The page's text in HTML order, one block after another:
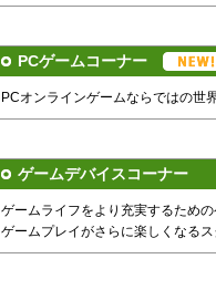
PCゲームコーナー
PCオンラインゲームならではの世
ゲームデバイスコーナー
ゲームライフをより充実するため
ゲームプレイがさらに楽しくなるス